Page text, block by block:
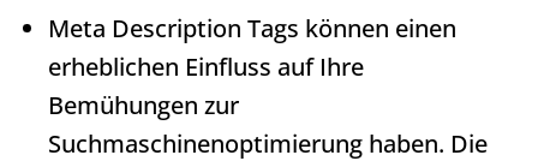
Meta Description Tags können einen
erheblichen Einfluss auf Ihre
Bemühungen zur
Suchmaschinenoptimierung haben. Die